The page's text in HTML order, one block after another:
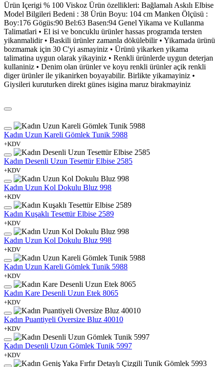
Ürün Içerigi % 100 Viskoz Ürün özellikleri: Bağlamalı Askılı Elbise
Model Bilgileri Bedeni : 38 Ürün Boyu: 104 cm Manken Ölçüsü :
Boy:176 Gögüs:90 Bel:63 Basen:94 Genel Yikama ve Kullanma
Talimatlari • El isi ve boncuklu ürünler hassas programda tersten
yikanmalidir • Baskili ürünler zamanla dökülebilir • Yikamada ürünü
bozmamak için 30 C'yi asmayiniz • Ürünü yikarken yikama
talimatina uygun olarak yikayiniz • Renkli ürünlerde uygun deterjan
kullaniniz • Denim olan ürünler ve koyu renkli ürünler açik renkli
diger ürünler ile yikanirken boyayabilir. Birlikte yikamayiniz •
Giysileri kuruturken direkt günes isigina maruz birakmayiniz
Kadın Uzun Kareli Gömlek Tunik 5988
+KDV
Kadın Desenli Uzun Tesettür Elbise 2585
+KDV
Kadın Uzun Kol Dokulu Bluz 998
+KDV
Kadın Kuşaklı Tesettür Elbise 2589
+KDV
Kadın Uzun Kol Dokulu Bluz 998
+KDV
Kadın Uzun Kareli Gömlek Tunik 5988
+KDV
Kadın Kare Desenli Uzun Etek 8065
+KDV
Kadın Puantiyeli Oversize Bluz 40010
+KDV
Kadın Desenli Uzun Gömlek Tunik 5997
+KDV